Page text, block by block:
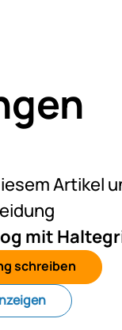
Artikel
mit
schreiben